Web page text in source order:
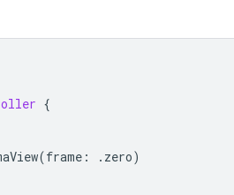
{
(frame : . zero)